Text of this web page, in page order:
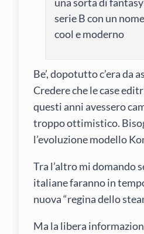
serie B con un
cool e moderno
Be’, dopotutto c’era da
Credere che le case
questi anni avessero
troppo ottimistico.
l’evoluzione modello
Tra l’altro mi domando
italiane faranno in
nuova “regina dello
Ma la libera